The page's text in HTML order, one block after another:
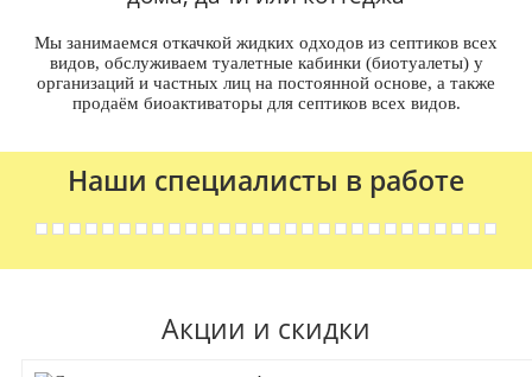
Мы занимаемся откачкой жидких одходов из септиков всех
видов, обслуживаем туалетные кабинки (биотуалеты) у
организаций и частных лиц на постоянной основе, а также
продаём биоактиваторы для септиков всех видов.
Наши специалисты в работе
Акции и скидки